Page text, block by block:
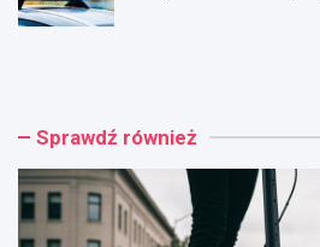
H
n
g
a
k
R
n
y
P
i
Sprawdź również